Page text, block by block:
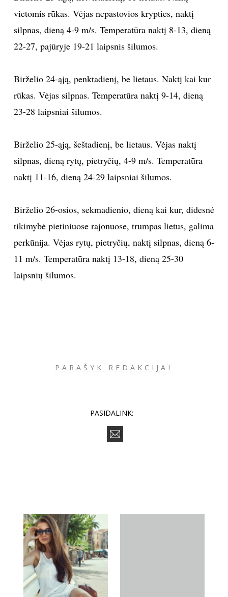
vietomis rūkas. Vėjas nepastovios krypties, naktį
silpnas, dieną 4-9 m/s. Temperatūra naktį 8-13, dieną
22-27, pajūryje 19-21 laipsnis šilumos.
Birželio 24-ąją, penktadienį, be lietaus. Naktį kai kur
rūkas. Vėjas silpnas. Temperatūra naktį 9-14, dieną
23-28 laipsniai šilumos.
Birželio 25-ąją, šeštadienį, be lietaus. Vėjas naktį
silpnas, dieną rytų, pietryčių, 4-9 m/s. Temperatūra
naktį 11-16, dieną 24-29 laipsniai šilumos.
Birželio 26-osios, sekmadienio, dieną kai kur, didesnė
tikimybė pietiniuose rajonuose, trumpas lietus, galima
perkūnija. Vėjas rytų, pietryčių, naktį silpnas, dieną 6-
11 m/s. Temperatūra naktį 13-18, dieną 25-30
laipsnių šilumos.
PARAŠYK REDAKCIJAI
PASIDALINK: